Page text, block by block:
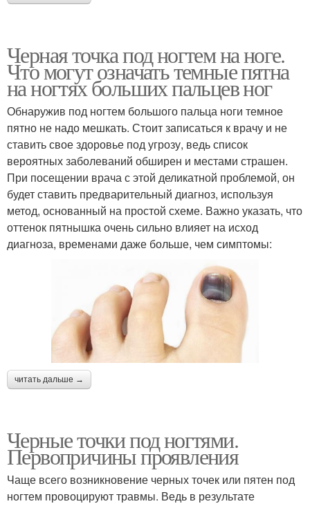
Черная точка под ногтем на ноге.
Что могут означать темные пятна
на ногтях больших пальцев ног
Обнаружив под ногтем большого пальца ноги темное
пятно не надо мешкать. Стоит записаться к врачу и не
ставить свое здоровье под угрозу, ведь список
вероятных заболеваний обширен и местами страшен.
При посещении врача с этой деликатной проблемой, он
будет ставить предварительный диагноз, используя
метод, основанный на простой схеме. Важно указать, что
оттенок пятнышка очень сильно влияет на исход
диагноза, временами даже больше, чем симптомы:
читать дальше →
Черные точки под ногтями.
Первопричины проявления
Чаще всего возникновение черных точек или пятен под
ногтем провоцируют травмы. Ведь в результате